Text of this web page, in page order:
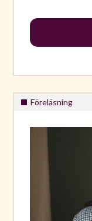
Föreläsning